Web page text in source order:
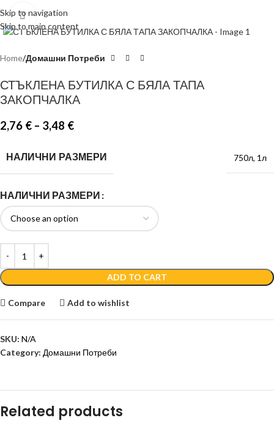
Skip to navigation
Skip to main content
Click to enlarge
Home Домашни Потреби
СТЪКЛЕНА БУТИЛКА С БЯЛА ТАПА
ЗАКОПЧАЛКА
2,76 € – 3,48 €
НАЛИЧНИ РАЗМЕРИ 750л, 1л
НАЛИЧНИ РАЗМЕРИ
ADD TO CART
Compare Add to wishlist
SKU: N/A
Category: Домашни Потреби
Related products